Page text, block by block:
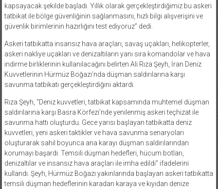
kapsayacak şekilde başladı. Yıllık olarak gerçekleştirdiğimiz bu askeri
tatbikat ile bölge güvenliğinin sağlanmasını, hızlı bilgi alışverişini ve
güvenlik birimlerinin hazırlığını test ediyoruz” dedi.
Askeri tatbikatta insansız hava araçları, savaş uçakları, helikopterler,
askeri nakliye uçakları ve denizaltıların yanı sıra komandolar ve hava
indirme birliklerinin kullanılacağını belirten Ali Rıza Şeyh, İran Deniz
Kuvvetlerinin Hürmüz Boğazı’nda düşman saldırılarına karşı
savunma tatbikatı gerçekleştirdiğini aktardı.
Rıza Şeyh, “Deniz kuvvetleri, tatbikat kapsamında muhtemel düşman
saldırılarına karşı Basra Körfezi’nde yenilenmiş askeri teçhizat ile
savunma hattı oluşturdu. Gece yarısı başlayan tatbikatta deniz
kuvvetleri, yeni askeri taktikler ve hava savunma senaryoları
oluşturarak sahil boyunca ana karayı düşman saldırılarından
korumayı başardı. Temsili düşman hedefleri, hücum botları,
denizaltılar ve insansız hava araçları ile imha edildi” ifadelerini
kullandı. Şeyh, Hürmüz Boğazı yakınlarında başlayan askeri tatbikatta
temsili düşman hedeflerinin karadan karaya ve kıyıdan denize